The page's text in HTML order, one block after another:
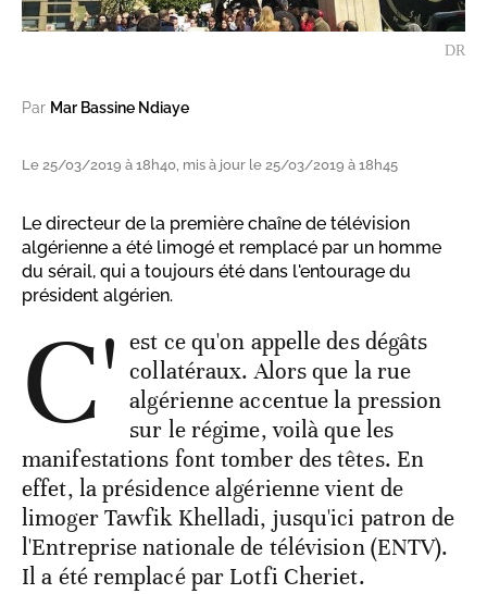
DR
Par Mar Bassine Ndiaye
Le 25/03/2019 à 18h40, mis à jour le 25/03/2019 à 18h45
Le directeur de la première chaîne de télévision
algérienne a été limogé et remplacé par un homme
du sérail, qui a toujours été dans l'entourage du
président algérien.
C' est ce qu'on appelle des dégâts
collatéraux. Alors que la rue
algérienne accentue la pression
sur le régime, voilà que les
manifestations font tomber des têtes. En
effet, la présidence algérienne vient de
limoger Tawfik Khelladi, jusqu'ici patron de
l'Entreprise nationale de télévision (ENTV).
Il a été remplacé par Lotfi Cheriet.